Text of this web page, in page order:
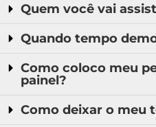
Quem você vai
Quando tempo
Como coloco meu
painel?
Como deixar o meu